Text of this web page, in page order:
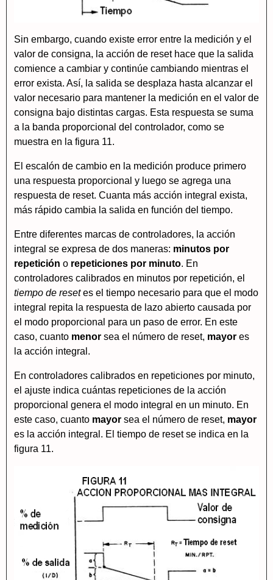
Sin embargo, cuando existe error entre la medición y el
valor de consigna, la acción de reset hace que la salida
comience a cambiar y continúe cambiando mientras el
error exista. Así, la salida se desplaza hasta alcanzar el
valor necesario para mantener la medición en el valor de
consigna bajo distintas cargas. Esta respuesta se suma
a la banda proporcional del controlador, como se
muestra en la figura 11.
El escalón de cambio en la medición produce primero
una respuesta proporcional y luego se agrega una
respuesta de reset. Cuanta más acción integral exista,
más rápido cambia la salida en función del tiempo.
Entre diferentes marcas de controladores, la acción
integral se expresa de dos maneras: minutos por
repetición o repeticiones por minuto. En
controladores calibrados en minutos por repetición, el
tiempo de resetes el tiempo necesario para que el modo
integral repita la respuesta de lazo abierto causada por
el modo proporcional para un paso de error. En este
caso, cuanto menor sea el número de reset, mayor es
la acción integral.
En controladores calibrados en repeticiones por minuto,
el ajuste indica cuántas repeticiones de la acción
proporcional genera el modo integral en un minuto. En
este caso, cuanto mayor sea el número de reset, mayor
es la acción integral. El tiempo de reset se indica en la
figura 11.